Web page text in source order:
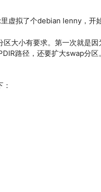
虚拟了个debian lenny，开
大小有要求。第一次就是
路径，还要扩大swap分